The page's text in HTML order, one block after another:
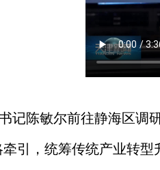
记陈敏尔前往静海区调
引，统筹传统产业转型